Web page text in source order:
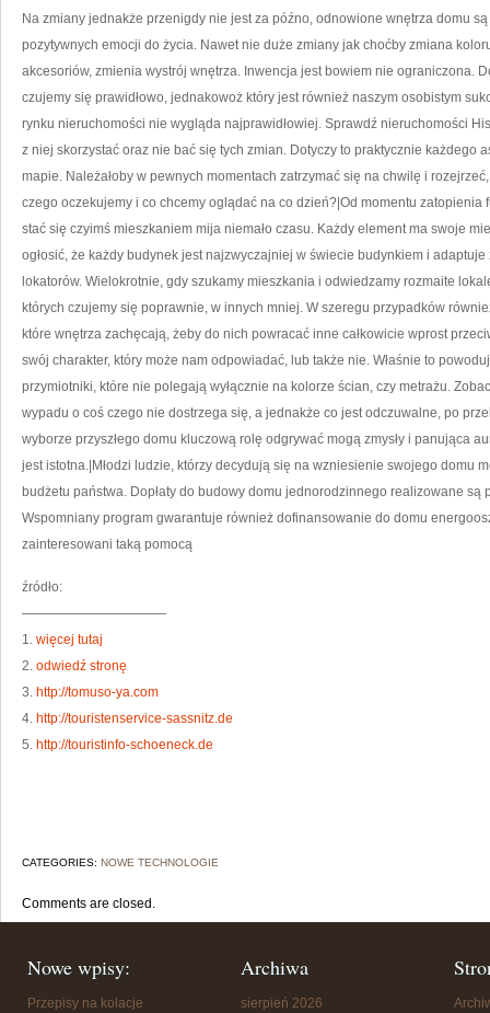
Na zmiany jednakże przenigdy nie jest za późno, odnowione wnętrza domu
pozytywnych emocji do życia. Nawet nie duże zmiany jak choćby zmiana
akcesoriów, zmienia wystrój wnętrza. Inwencja jest bowiem nie ograniczona.
czujemy się prawidłowo, jednakowoż który jest również naszym osobistym
rynku nieruchomości nie wygląda najprawidłowiej. Sprawdź nieruchomości
z niej skorzystać oraz nie bać się tych zmian. Dotyczy to praktycznie każdego
mapie. Należałoby w pewnych momentach zatrzymać się na chwilę i
czego oczekujemy i co chcemy oglądać na co dzień?|Od momentu
stać się czyimś mieszkaniem mija niemało czasu. Każdy element ma swoje
ogłosić, że każdy budynek jest najzwyczajniej w świecie budynkiem i
lokatorów. Wielokrotnie, gdy szukamy mieszkania i odwiedzamy rozmaite
których czujemy się poprawnie, w innych mniej. W szeregu przypadków
które wnętrza zachęcają, żeby do nich powracać inne całkowicie wprost
swój charakter, który może nam odpowiadać, lub także nie. Właśnie to
przymiotniki, które nie polegają wyłącznie na kolorze ścian, czy metrażu.
wypadu o coś czego nie dostrzega się, a jednakże co jest odczuwalne, po
wyborze przyszłego domu kluczową rolę odgrywać mogą zmysły i panująca
jest istotna.|Młodzi ludzie, którzy decydują się na wzniesienie swojego domu
budżetu państwa. Dopłaty do budowy domu jednorodzinnego realizowane są
Wspomniany program gwarantuje również dofinansowanie do domu
zainteresowani taką pomocą
źródło:
———————————
1. więcej tutaj
2. odwiedź stronę
3. http://tomuso-ya.com
4. http://touristenservice-sassnitz.de
5. http://touristinfo-schoeneck.de
CATEGORIES: NOWE TECHNOLOGIE
Comments are closed.
Nowe wpisy:
Przepisy na kolacje
Archiwa
sierpień 2026